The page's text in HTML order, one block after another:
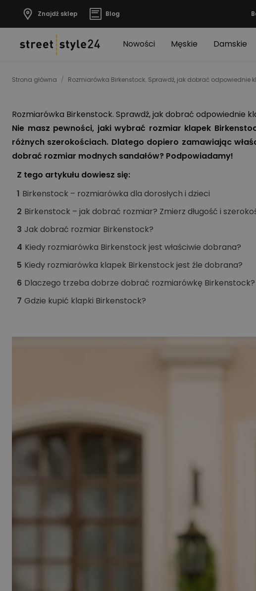
Znajdź sklep Blog
Nowości Męskie Damskie
Strona główna / Rozmiarówka Birkenstock. Sprawdź, jak dobrać odpowiednie
Rozmiarówka Birkenstock. Sprawdź, jak dobrać odpowiednie
Nie masz pewności, jaki wybrać rozmiar klapek
różnych szerokościach. Dlatego dopiero zamawiając
dobrać rozmiar modnych sandałów? Podpowiadamy!
Z tego artykułu dowiesz się:
1 Birkenstock – rozmiarówka dla dorosłych i dzieci
2 Birkenstock – jak dobrać rozmiar? Zmierz długość i
3 Jak dobrać rozmiar Birkenstock?
4 Kiedy rozmiarówka Birkenstock jest właściwie dobrana?
5 Kiedy rozmiarówka klapek Birkenstock jest źle dobrana?
6 Dlaczego trzeba dobrze dobrać rozmiarówkę Birkenstock?
7 Gdzie kupić klapki Birkenstock?